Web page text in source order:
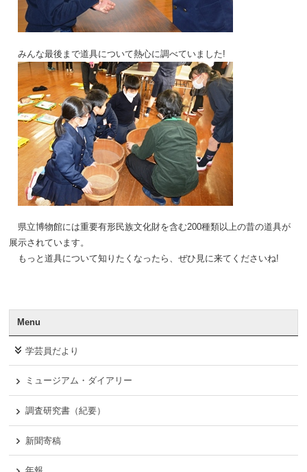
みんな最後まで道具について熱心に調べていました!
県立博物館には重要有形民族文化財を含む200種類以上の昔の道具が
展示されています。
もっと道具について知りたくなったら、ぜひ見に来てくださいね!
Menu
学芸員だより
ミュージアム・ダイアリー
調査研究書（紀要）
新聞寄稿